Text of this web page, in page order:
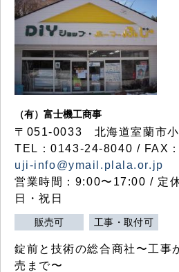
（有）富士機工商事
〒051-0033 北海道室蘭市
TEL：0143-24-8040 / FAX
uji-info@ymail.plala.or.jp
営業時間：9:00〜17:00 / 定
日・祝日
販売可 工事・取付可
錠前と技術の総合商社〜工事
売まで〜